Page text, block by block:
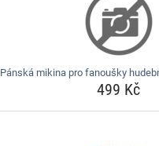
Pánská mikina pro fanoušky
499 Kč